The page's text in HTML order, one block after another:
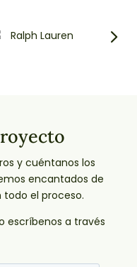
y cuéntanos los
encantados de
el proceso.
escríbenos a través